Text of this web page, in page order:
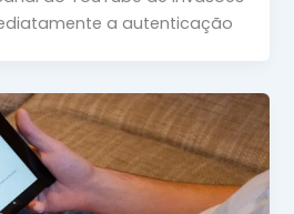
a autenticação